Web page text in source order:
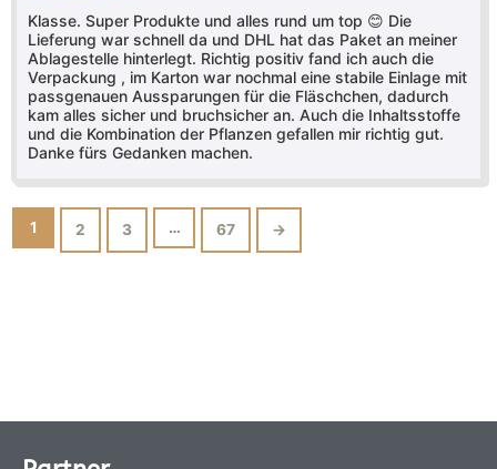
Bewertet mit
von 5
Klasse. Super Produkte und alles rund um top 😊 Die
Lieferung war schnell da und DHL hat das Paket an meiner
Ablagestelle hinterlegt. Richtig positiv fand ich auch die
Verpackung , im Karton war nochmal eine stabile Einlage mit
passgenauen Aussparungen für die Fläschchen, dadurch
kam alles sicher und bruchsicher an. Auch die Inhaltsstoffe
und die Kombination der Pflanzen gefallen mir richtig gut.
Danke fürs Gedanken machen.
1 2 3 … 67 →